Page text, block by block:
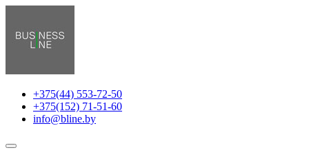
+375(44) 553-72-50
+375(152) 71-51-60
info@bline.by